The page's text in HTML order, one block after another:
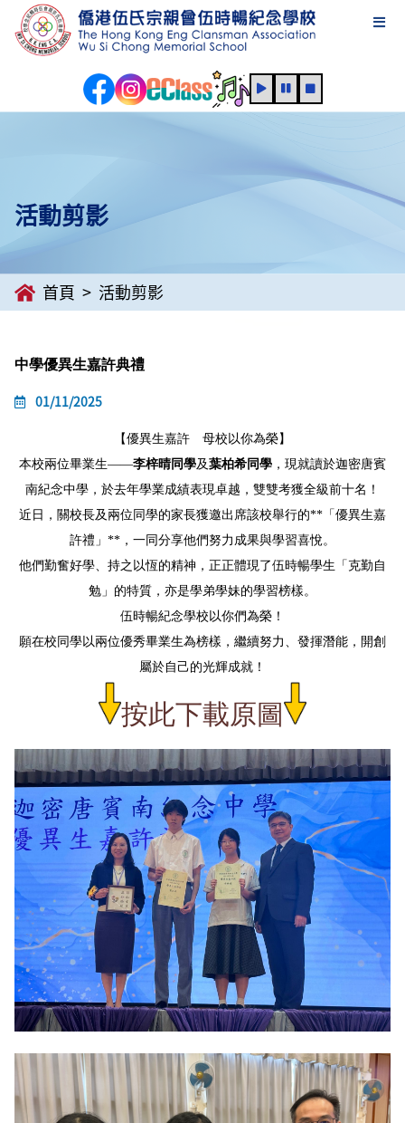
活動剪影
首頁 活動剪影
中學優異生嘉許典禮
01/11/2025
【優異生嘉許 母校以你為榮】
本校兩位畢業生——李梓晴同學及葉柏希同學 ，現就讀於迦密唐賓
南紀念中學，於去年學業成績表現卓越，雙雙考獲全級前十名！
近日，關校長及兩位同學的家長獲邀出席該校舉行的**「優異生嘉
許禮」**，一同分享他們努力成果與學習喜悅。
他們勤奮好學、持之以恆的精神，正正體現了伍時暢學生「克勤自
勉」的特質，亦是學弟學妹的學習榜樣。
伍時暢紀念學校以你們為榮！
願在校同學以兩位優秀畢業生為榜樣，繼續努力、發揮潛能，開創
屬於自己的光輝成就！
按此下載原圖